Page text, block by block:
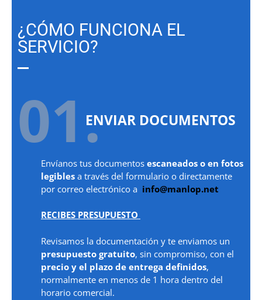
¿CÓMO FUNCIONA EL
SERVICIO?
01.ENVIAR DOCUMENTOS
Envíanos tus documentos escaneados o en fotos
legibles a través del formulario o directamente
por correo electrónico a info@manlop.net
RECIBES PRESUPUESTO
Revisamos la documentación y te enviamos un
presupuesto gratuito, sin compromiso, con el
precio y el plazo de entrega definidos,
normalmente en menos de 1 hora dentro del
horario comercial.